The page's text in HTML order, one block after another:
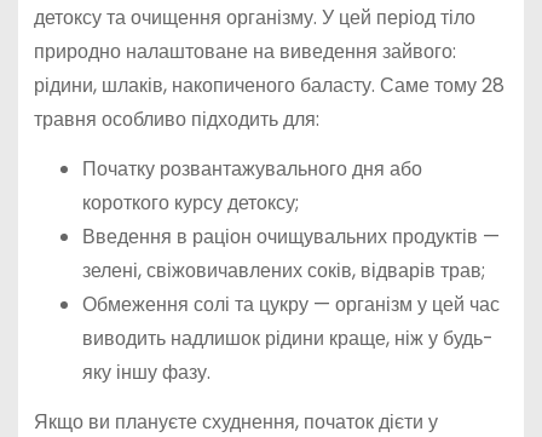
детоксу та очищення організму. У цей період тіло
природно налаштоване на виведення зайвого:
рідини, шлаків, накопиченого баласту. Саме тому 28
травня особливо підходить для:
Початку розвантажувального дня або
короткого курсу детоксу;
Введення в раціон очищувальних продуктів —
зелені, свіжовичавлених соків, відварів трав;
Обмеження солі та цукру — організм у цей час
виводить надлишок рідини краще, ніж у будь-
яку іншу фазу.
Якщо ви плануєте схуднення, початок дієти у